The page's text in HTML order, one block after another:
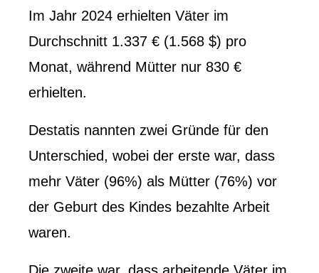
Im Jahr 2024 erhielten Väter im
Durchschnitt 1.337 € (1.568 $) pro
Monat, während Mütter nur 830 €
erhielten.
Destatis nannten zwei Gründe für den
Unterschied, wobei der erste war, dass
mehr Väter (96%) als Mütter (76%) vor
der Geburt des Kindes bezahlte Arbeit
waren.